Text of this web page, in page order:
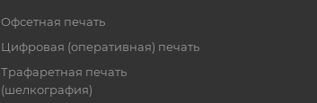
Офсетная печать
Цифровая (оперативная) печать
Трафаретная печать
(шелкография)